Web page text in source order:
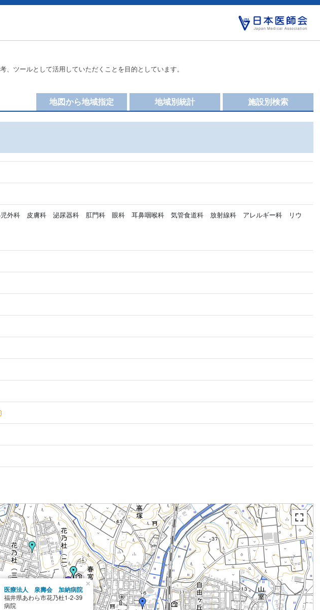
ツールとして活用していただくことを目的としています。
施設別検索
地域別統計
地図から地域指定
科 皮膚科 泌尿器科 肛門科 眼科 耳鼻咽喉科 気管食道科 放射線科 アレルギー科 リウ
医療法人 泉壽会 加納病院
福井県あわら市花乃杜1-2-39
病院
×